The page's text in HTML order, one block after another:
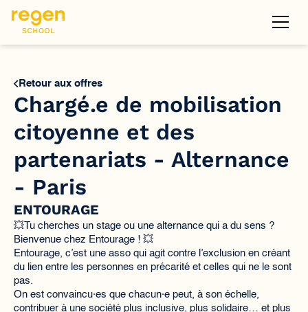
Retour aux offres
Chargé.e de mobilisation
citoyenne et des
partenariats - Alternance
- Paris
ENTOURAGE
💥Tu cherches un stage ou une alternance qui a du sens ?
Bienvenue chez Entourage ! 💥
Entourage, c’est une asso qui agit contre l’exclusion en créant
du lien entre les personnes en précarité et celles qui ne le sont
pas.
On est convaincu·es que chacun·e peut, à son échelle,
contribuer à une société plus inclusive, plus solidaire… et plus